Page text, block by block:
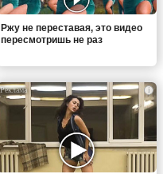
Ржу не переставая, это видео
пересмотришь не раз
i